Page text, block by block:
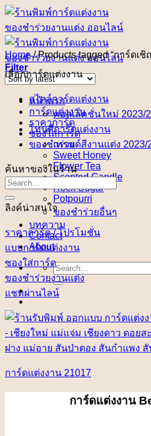
Skip
content
หน้าแรก
การ์ดแต่งงาน
ราคาการ์ด
ซองใส่การ์ด
ของชำร่วย
Sweet Honey
Flower Tea
Scented Candle
Rock Sugar
Potpourri
ของชำร่วยอื่นๆ
บทความ
Contact
About
Search
for:
Home /Products tagged “การ์ดเ
Filter
เลือกการ์ดแต่งงาน
สไตล์การ์ดแต่งงาน
คอลเล็คชั่นใหม่ 2023/
โทนสีการ์ดแต่งงาน
เทรนด์สีงานแต่ง 2023/
ค้นหาของในร้าน
ลิงค์น่าสนใจ
ราคาการ์ด / โปรโมชั่น
แบบการ์ดแต่งงาน
ซองใส่การ์ด
ของชำร่วยงานแต่ง
แชทผ่านไลน์
การ์ดแต่งงาน 21017
การ์ดแต่งงาน